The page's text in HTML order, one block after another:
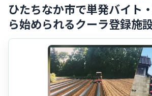
ひたちなか市で単発バイト
ら始められるクーラ登録施